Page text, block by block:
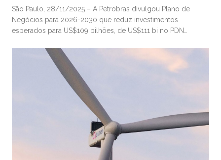
São Paulo, 28/11/2025 – A Petrobras divulgou Plano de
Negócios para 2026-2030 que reduz investimentos
esperados para US$109 bilhões, de US$111 bi no PDN
mercado, depois de notícias que anteciparam os números,
mas com premissas otimistas para os preços do petróleo
nos próximos anos que geraram alguma preocupação […]